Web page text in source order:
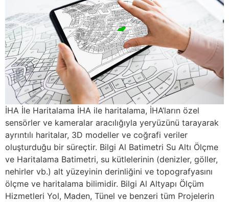
İHA İle Haritalama İHA ile haritalama, İHA’ların özel
sensörler ve kameralar aracılığıyla yeryüzünü tarayarak
ayrıntılı haritalar, 3D modeller ve coğrafi veriler
oluşturduğu bir süreçtir. Bilgi Al Batimetri Su Altı Ölçme
ve Haritalama Batimetri, su kütlelerinin (denizler, göller,
nehirler vb.) alt yüzeyinin derinliğini ve topografyasını
ölçme ve haritalama bilimidir. Bilgi Al Altyapı Ölçüm
Hizmetleri Yol, Maden, Tünel ve benzeri tüm Projelerin